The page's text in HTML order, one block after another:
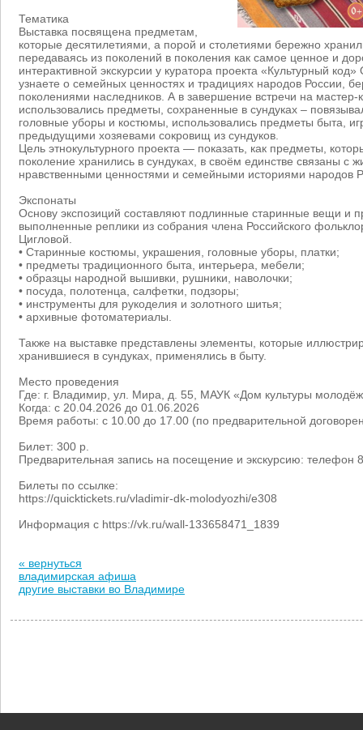
Тематика
Выставка посвящена предметам,
которые десятилетиями, а порой и столетиями бережно
передаваясь из поколений в поколения как самое ценное и
интерактивной экскурсии у куратора проекта «Культурный
узнаете о семейных ценностях и традициях народов России,
поколениями наследников. А в завершение встречи на мастер-
использовались предметы, сохраненные в сундуках –
головные уборы и костюмы, использовались предметы быта,
предыдущими хозяевами сокровищ из сундуков.
Цель этнокультурного проекта — показать, как предметы,
поколение хранились в сундуках, в своём единстве связаны с
нравственными ценностями и семейными историями народов
Экспонаты
Основу экспозиций составляют подлинные старинные вещи и
выполненные реплики из собрания члена Российского
Цигловой.
• Старинные костюмы, украшения, головные уборы, платки;
• предметы традиционного быта, интерьера, мебели;
• образцы народной вышивки, рушники, наволочки;
• посуда, полотенца, салфетки, подзоры;
• инструменты для рукоделия и золотного шитья;
• архивные фотоматериалы.
Также на выставке представлены элементы, которые
хранившиеся в сундуках, применялись в быту.
Место проведения
Где: г. Владимир, ул. Мира, д. 55, МАУК «Дом культуры
Когда: с 20.04.2026 до 01.06.2026
Время работы: с 10.00 до 17.00 (по предварительной
Билет: 300 р.
Предварительная запись на посещение и экскурсию: телефон
Билеты по ссылке:
https://quicktickets.ru/vladimir-dk-molodyozhi/e308
Информация с https://vk.ru/wall-133658471_1839
« вернуться
владимирская афиша
другие выставки во Владимире